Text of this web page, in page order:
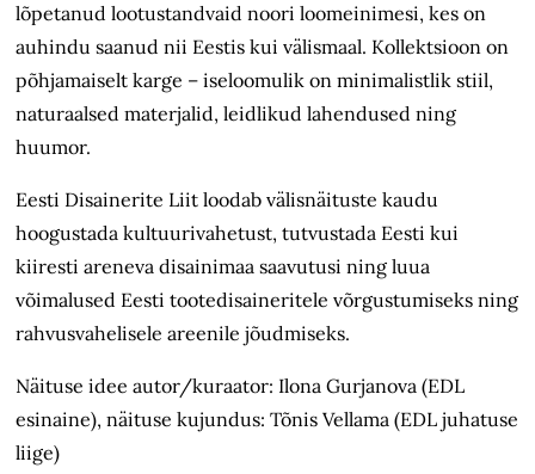
lõpetanud lootustandvaid noori loomeinimesi, kes on
auhindu saanud nii Eestis kui välismaal. Kollektsioon on
põhjamaiselt karge – iseloomulik on minimalistlik stiil,
naturaalsed materjalid, leidlikud lahendused ning
huumor.
Eesti Disainerite Liit loodab välisnäituste kaudu
hoogustada kultuurivahetust, tutvustada Eesti kui
kiiresti areneva disainimaa saavutusi ning luua
võimalused Eesti tootedisaineritele võrgustumiseks ning
rahvusvahelisele areenile jõudmiseks.
Näituse idee autor/kuraator: Ilona Gurjanova (EDL
esinaine), näituse kujundus: Tõnis Vellama (EDL juhatuse
liige)